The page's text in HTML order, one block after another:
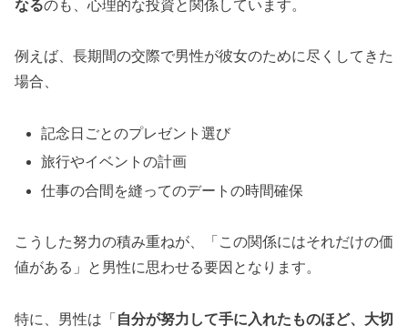
なるのも、心理的な投資と関係しています。
例えば、長期間の交際で男性が彼女のために尽くしてきた
場合、
記念日ごとのプレゼント選び
旅行やイベントの計画
仕事の合間を縫ってのデートの時間確保
こうした努力の積み重ねが、「この関係にはそれだけの価
値がある」と男性に思わせる要因となります。
特に、男性は「 自分が努力して手に入れたものほど、大切